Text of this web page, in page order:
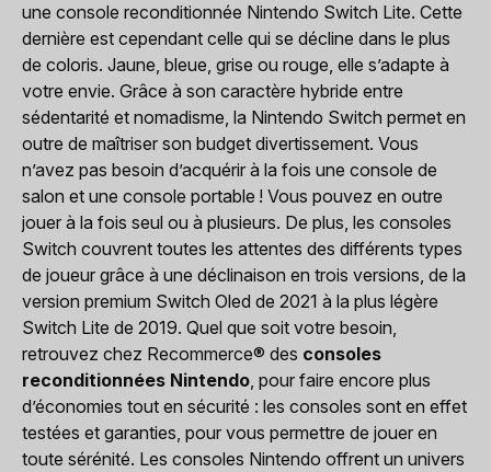
une console reconditionnée Nintendo Switch Lite. Cette
dernière est cependant celle qui se décline dans le plus
de coloris. Jaune, bleue, grise ou rouge, elle s’adapte à
votre envie. Grâce à son caractère hybride entre
sédentarité et nomadisme, la Nintendo Switch permet en
outre de maîtriser son budget divertissement. Vous
n’avez pas besoin d’acquérir à la fois une console de
salon et une console portable ! Vous pouvez en outre
jouer à la fois seul ou à plusieurs. De plus, les consoles
Switch couvrent toutes les attentes des différents types
de joueur grâce à une déclinaison en trois versions, de la
version premium Switch Oled de 2021 à la plus légère
Switch Lite de 2019. Quel que soit votre besoin,
retrouvez chez Recommerce® des consoles
reconditionnées Nintendo, pour faire encore plus
d’économies tout en sécurité : les consoles sont en effet
testées et garanties, pour vous permettre de jouer en
toute sérénité. Les consoles Nintendo offrent un univers